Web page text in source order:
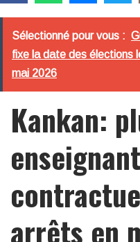
Sélectionné pour vous :
fixe la date des élections
mai 2026
Kankan:
arrêts en